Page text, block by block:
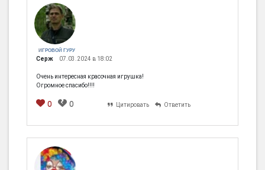
ИГРОВОЙ ГУРУ
Серж 07.03.2024 в 18:02
Очень интересная красочная игрушка!
Огромное спасибо!!!!
0 0 Цитировать Ответить